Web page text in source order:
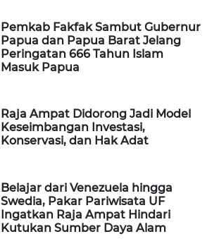
Pemkab Fakfak Sambut Gubernur
Papua dan Papua Barat Jelang
Peringatan 666 Tahun Islam
Masuk Papua
Raja Ampat Didorong Jadi Model
Keseimbangan Investasi,
Konservasi, dan Hak Adat
Belajar dari Venezuela hingga
Swedia, Pakar Pariwisata UF
Ingatkan Raja Ampat Hindari
Kutukan Sumber Daya Alam